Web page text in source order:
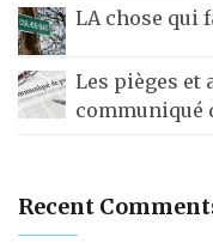
LA chose qui
Les pièges et
communiqué
Recent